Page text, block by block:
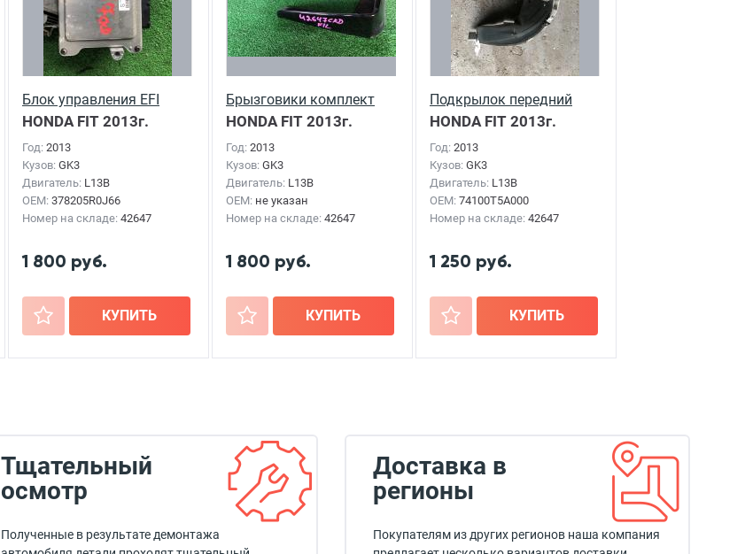
Блок управления EFI
HONDA FIT 2013г.
Год: 2013
Кузов: GK3
Двигатель: L13B
OEM: 378205R0J66
Номер на складе: 42647
1 800 руб.
+ КУПИТЬ
Брызговики комплект
HONDA FIT 2013г.
Год: 2013
Кузов: GK3
Двигатель: L13B
OEM: не указан
Номер на складе: 42647
1 800 руб.
+ КУПИТЬ
Подкрылок передний
правый
HONDA FIT 2013г.
Год: 2013
Кузов: GK3
Двигатель: L13B
OEM: 74100T5A000
Номер на складе: 42647
1 250 руб.
+ КУПИТЬ
Тщательный
осмотр
Полученные в результате демонтажа
Доставка в
регионы
Покупателям из других регионов наша компания